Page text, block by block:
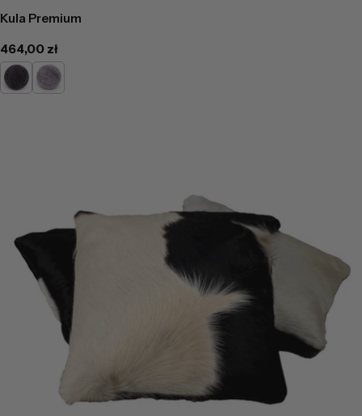
Kula Premium
Cena
regularna
464,00 zł
Grafit Jasny
popiel